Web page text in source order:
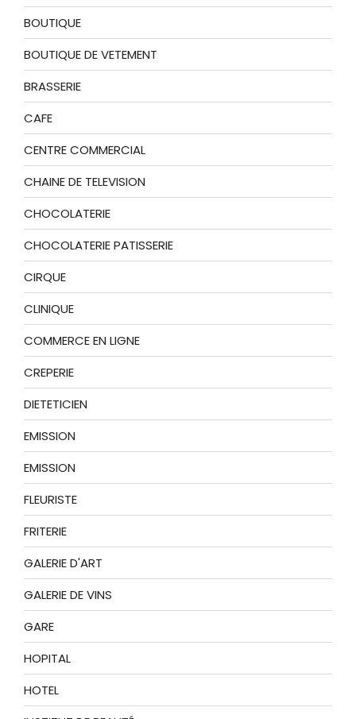
BOUTIQUE
BOUTIQUE DE VETEMENT
BRASSERIE
CAFE
CENTRE COMMERCIAL
CHAINE DE TELEVISION
CHOCOLATERIE
CHOCOLATERIE PATISSERIE
CIRQUE
CLINIQUE
COMMERCE EN LIGNE
CREPERIE
DIETETICIEN
EMISSION
EMISSION
FLEURISTE
FRITERIE
GALERIE D'ART
GALERIE DE VINS
GARE
HOPITAL
HOTEL